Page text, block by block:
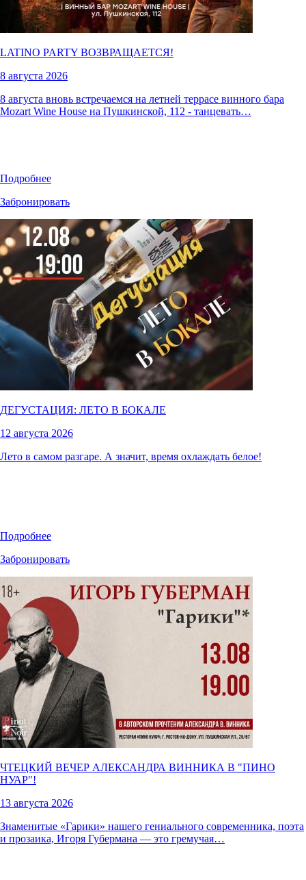
LATINO PARTY ВОЗВРАЩАЕТСЯ!
8 августа 2026
8 августа вновь встречаемся на летней террасе винного бара
Mozart Wine House на Пушкинской, 112 - танцевать…
Подробнее
Забронировать
ДЕГУСТАЦИЯ: ЛЕТО В БОКАЛЕ
12 августа 2026
Лето в самом разгаре. А значит, время охлаждать белое!
Подробнее
Забронировать
ЧТЕЦКИЙ ВЕЧЕР АЛЕКСАНДРА ВИННИКА В "ПИНО
НУАР"!
13 августа 2026
Знаменитые «Гарики» нашего гениального современника, поэта
и прозаика, Игоря Губермана — это гремучая…